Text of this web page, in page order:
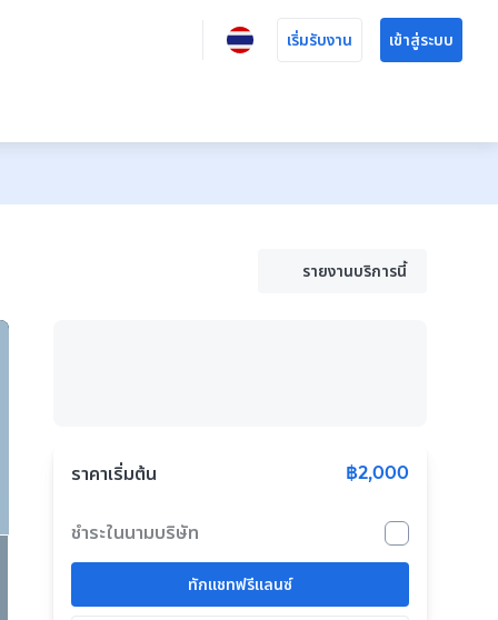
เริ่มรับงาน เข้าสู่ระบบ
รายงานบริการนี้
ราคาเริ่มต้น ฿2,000
ชำระในนามบริษัท
ทักแชทฟรีแลนซ์